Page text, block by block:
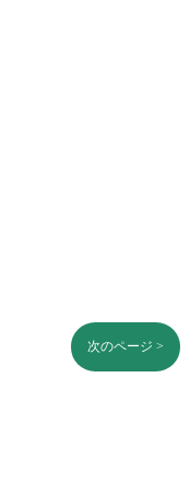
次のページ >